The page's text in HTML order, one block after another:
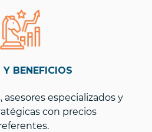
Y BENEFICIOS
asesores especializados y
con precios